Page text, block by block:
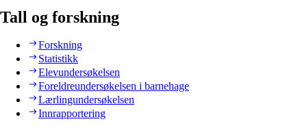
Tall og forskning
Forskning
Statistikk
Elevundersøkelsen
Foreldreundersøkelsen i barnehage
Lærlingundersøkelsen
Innrapportering